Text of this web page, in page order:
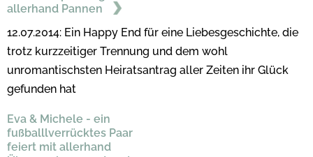
allerhand Pannen
12.07.2014: Ein Happy End für eine Liebesgeschichte, die
trotz kurzzeitiger Trennung und dem wohl
unromantischsten Heiratsantrag aller Zeiten ihr Glück
gefunden hat
Eva & Michele - ein
fußballlverrücktes Paar
feiert mit allerhand